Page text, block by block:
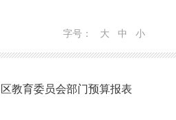
字号： 大 中 小
教育委员会部门预算报表